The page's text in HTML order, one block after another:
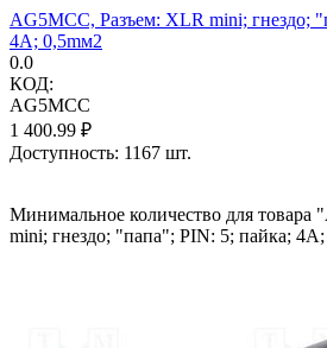
AG5MCC, Разъем: XLR mini; гнездо;
4А; 0,5mм2
0.0
КОД:
AG5MCC
1 400.99 ₽
Доступность: 1167 шт.
Минимальное количество для товара
mini; гнездо; "папа"; PIN: 5; пайка;